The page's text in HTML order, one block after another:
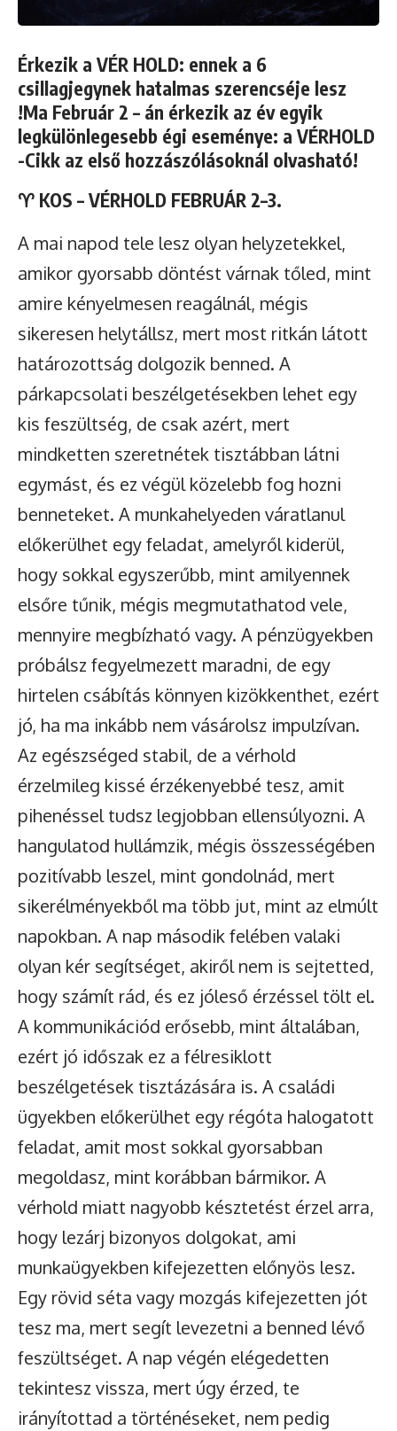
Érkezik a VÉR HOLD: ennek a 6
csillagjegynek hatalmas szerencséje lesz
!Ma Február 2 – án érkezik az év egyik
legkülönlegesebb égi eseménye: a VÉRHOLD
-Cikk az első hozzászólásoknál olvasható!
♈ KOS – VÉRHOLD FEBRUÁR 2–3.
A mai napod tele lesz olyan helyzetekkel,
amikor gyorsabb döntést várnak tőled, mint
amire kényelmesen reagálnál, mégis
sikeresen helytállsz, mert most ritkán látott
határozottság dolgozik benned. A
párkapcsolati beszélgetésekben lehet egy
kis feszültség, de csak azért, mert
mindketten szeretnétek tisztábban látni
egymást, és ez végül közelebb fog hozni
benneteket. A munkahelyeden váratlanul
előkerülhet egy feladat, amelyről kiderül,
hogy sokkal egyszerűbb, mint amilyennek
elsőre tűnik, mégis megmutathatod vele,
mennyire megbízható vagy. A pénzügyekben
próbálsz fegyelmezett maradni, de egy
hirtelen csábítás könnyen kizökkenthet, ezért
jó, ha ma inkább nem vásárolsz impulzívan.
Az egészséged stabil, de a vérhold
érzelmileg kissé érzékenyebbé tesz, amit
pihenéssel tudsz legjobban ellensúlyozni. A
hangulatod hullámzik, mégis összességében
pozitívabb leszel, mint gondolnád, mert
sikerélményekből ma több jut, mint az elmúlt
napokban. A nap második felében valaki
olyan kér segítséget, akiről nem is sejtetted,
hogy számít rád, és ez jóleső érzéssel tölt el.
A kommunikációd erősebb, mint általában,
ezért jó időszak ez a félresiklott
beszélgetések tisztázására is. A családi
ügyekben előkerülhet egy régóta halogatott
feladat, amit most sokkal gyorsabban
megoldasz, mint korábban bármikor. A
vérhold miatt nagyobb késztetést érzel arra,
hogy lezárj bizonyos dolgokat, ami
munkaügyekben kifejezetten előnyös lesz.
Egy rövid séta vagy mozgás kifejezetten jót
tesz ma, mert segít levezetni a benned lévő
feszültséget. A nap végén elégedetten
tekintesz vissza, mert úgy érzed, te
irányítottad a történéseket, nem pedig